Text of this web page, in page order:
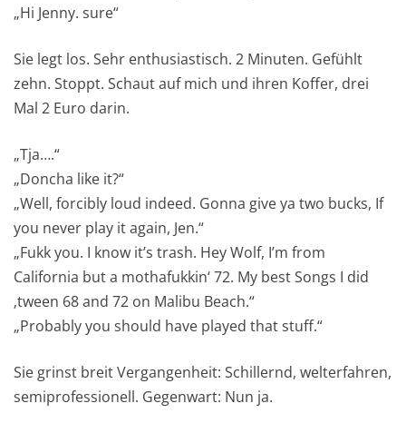
„Hi Jenny. sure“
Sie legt los. Sehr enthusiastisch. 2 Minuten. Gefühlt
zehn. Stoppt. Schaut auf mich und ihren Koffer, drei
Mal 2 Euro darin.
„Tja….“
„Doncha like it?“
„Well, forcibly loud indeed. Gonna give ya two bucks, If
you never play it again, Jen.“
„Fukk you. I know it’s trash. Hey Wolf, I’m from
California but a mothafukkin‘ 72. My best Songs I did
‚tween 68 and 72 on Malibu Beach.“
„Probably you should have played that stuff.“
Sie grinst breit Vergangenheit: Schillernd, welterfahren,
semiprofessionell. Gegenwart: Nun ja.